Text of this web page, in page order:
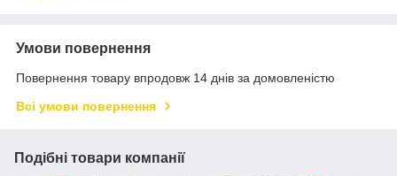
Умови повернення
Повернення товару впродовж 14 днів за домовленістю
Всі умови повернення
Подібні товари компанії